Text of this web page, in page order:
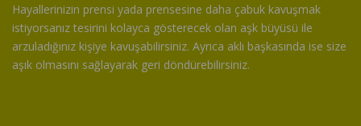
Hayallerinizin prensi yada prensesine daha çabuk kavuşmak
istiyorsanız tesirini kolayca gösterecek olan aşk büyüsü ile
arzuladığınız kişiye kavuşabilirsiniz. Ayrıca aklı başkasında ise size
aşık olmasını sağlayarak geri döndürebilirsiniz.